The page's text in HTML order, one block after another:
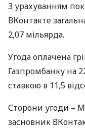
З урахуванням
ВКонтакте
2,07 мільярда.
Угода оплачена
Газпромбанку на
ставкою в 11,5
Сторони угоди –
засновник